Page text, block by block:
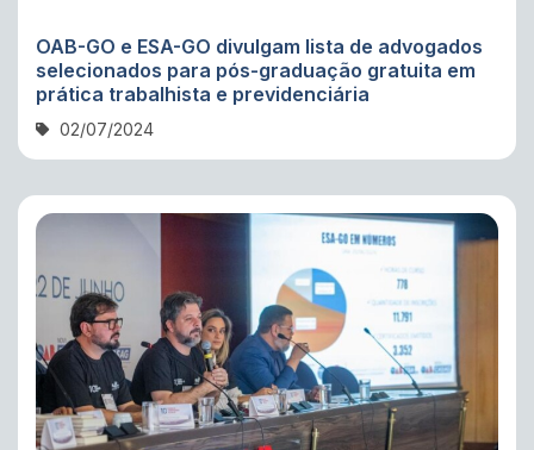
OAB-GO e ESA-GO divulgam lista de advogados
selecionados para pós-graduação gratuita em
prática trabalhista e previdenciária
02/07/2024